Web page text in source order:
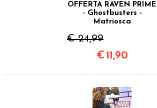
OFFERTA RAVEN PRIME
- Ghostbusters -
Matriosca
€ 24,99
€ 11,90